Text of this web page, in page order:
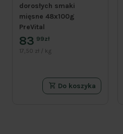
dorosłych smaki
mięsne 48x100g
PreVital
83 99zł
17,50 zł / kg
Do koszyka